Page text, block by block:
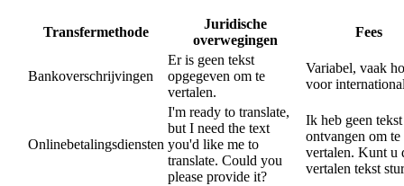
Transfermethode
Juridische
overwegingen
Fees
Bankoverschrijvingen
Er is geen tekst
opgegeven om te
vertalen.
Variabel, vaak
voor
Onlinebetalingsdiensten
I'm ready to translate,
but I need the text
you'd like me to
translate. Could you
please provide it?
Ik heb geen tekst
ontvangen om te
vertalen. Kunt u
vertalen tekst